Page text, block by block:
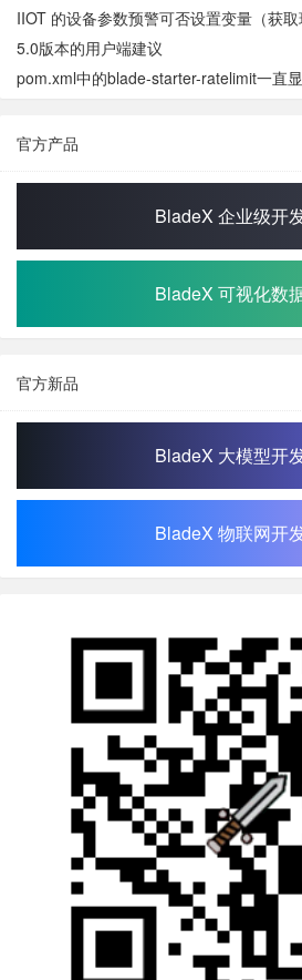
IIOT 的设备参数预警可否设置变量（获取
5.0版本的用户端建议
pom.xml中的blade-starter-ratelimit一直
官方产品
BladeX 企业级开
BladeX 可视化数
官方新品
BladeX 大模型开
BladeX 物联网开